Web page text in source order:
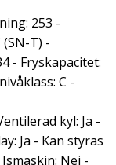
253 -
T) -
- Fryskapacitet:
C -
kyl: Ja -
Ja - Kan styras
Nej -